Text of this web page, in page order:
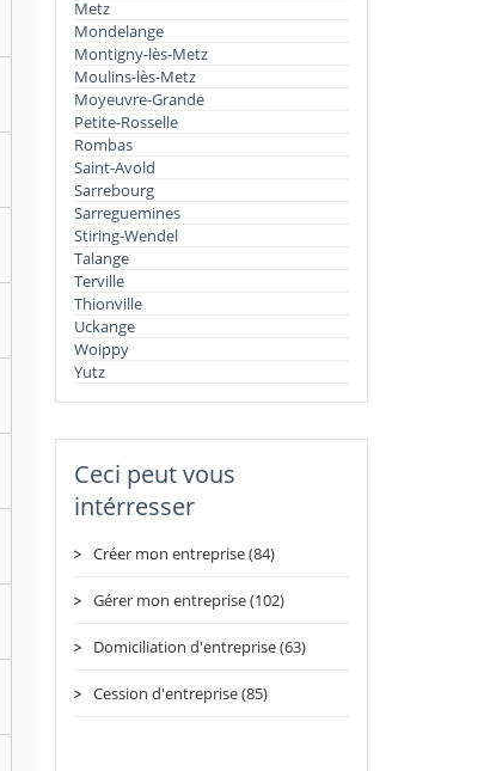
Metz
Mondelange
Montigny-lès-Metz
Moulins-lès-Metz
Moyeuvre-Grande
Petite-Rosselle
Rombas
Saint-Avold
Sarrebourg
Sarreguemines
Stiring-Wendel
Talange
Terville
Thionville
Uckange
Woippy
Yutz
Ceci peut vous
intérresser
Créer mon entreprise (84)
Gérer mon entreprise (102)
Domiciliation d'entreprise (63)
Cession d'entreprise (85)